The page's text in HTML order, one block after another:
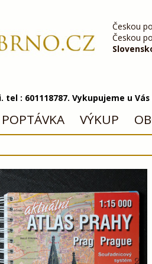
Českou
Českou
: 601118787. Vykupujeme u
POPTÁVKA VÝKUP